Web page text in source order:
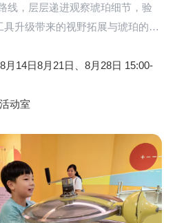
线，层层递进观察琥珀细节，验
升级带来的视野拓展与琥珀的时
月14日8月21日、8月28日 15:00-
动室